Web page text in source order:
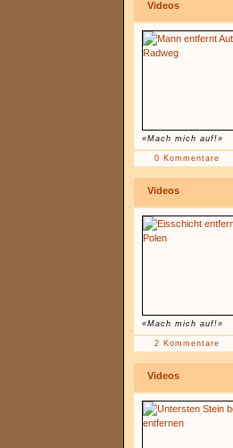
Videos
«Mach mich auf!»
0 Kommentare
Videos
«Mach mich auf!»
2 Kommentare
Videos